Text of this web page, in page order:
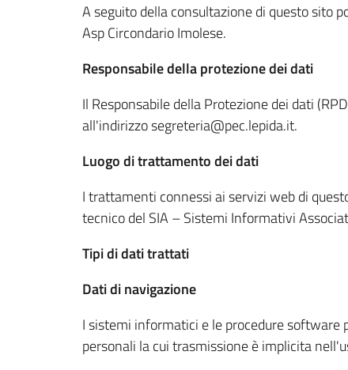
A seguito della consultazione di questo sito
Asp Circondario Imolese.
Responsabile della protezione dei dati
Il Responsabile della Protezione dei dati
all'indirizzo segreteria@pec.lepida.it.
Luogo di trattamento dei dati
I trattamenti connessi ai servizi web di
tecnico del SIA – Sistemi Informativi
Tipi di dati trattati
Dati di navigazione
I sistemi informatici e le procedure software
personali la cui trasmissione è implicita